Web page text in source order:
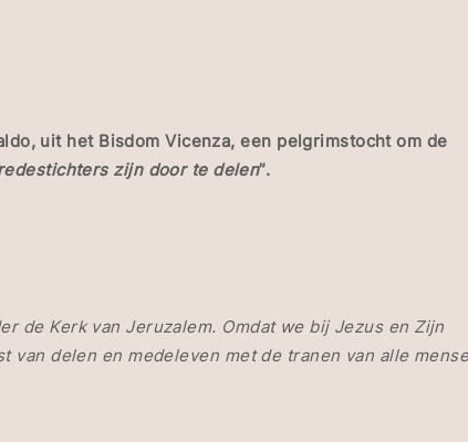
uit het Bisdom Vicenza, een pelgrimstocht om de
zijn door te delen”.
de Kerk van Jeruzalem. Omdat we bij Jezus en Zijn
delen en medeleven met de tranen van alle